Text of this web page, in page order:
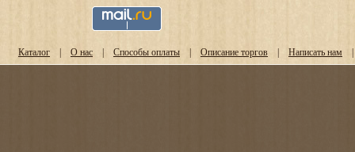
Каталог | О нас | Способы оплаты | Описание торгов | Написать нам |